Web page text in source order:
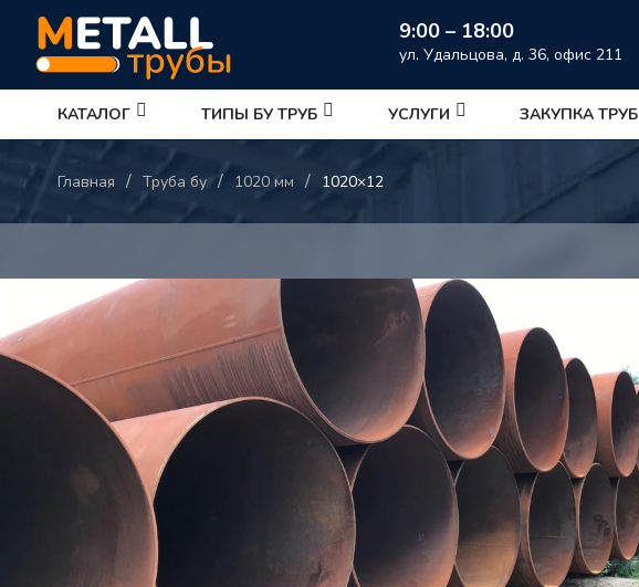
9:00 – 18:00
ул. Удальцова, д. 36, офис 211
КАТАЛОГ ТИПЫ БУ ТРУБ УСЛУГИ ЗАКУПКА ТРУБ
Главная / Труба бу / 1020 мм / 1020×12